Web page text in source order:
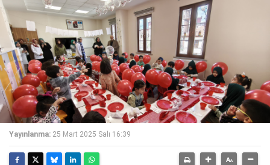
Yayınlanma: 25 Mart 2025 Salı 16:39